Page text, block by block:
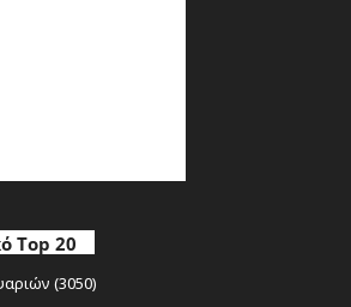
Top 20
(3050)